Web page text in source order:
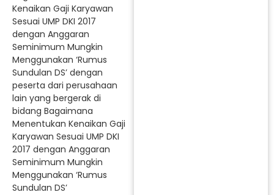
Kenaikan Gaji Karyawan
Sesuai UMP DKI 2017
dengan Anggaran
Seminimum Mungkin
Menggunakan ‘Rumus
Sundulan DS’ dengan
peserta dari perusahaan
lain yang bergerak di
bidang Bagaimana
Menentukan Kenaikan Gaji
Karyawan Sesuai UMP DKI
2017 dengan Anggaran
Seminimum Mungkin
Menggunakan ‘Rumus
Sundulan DS’